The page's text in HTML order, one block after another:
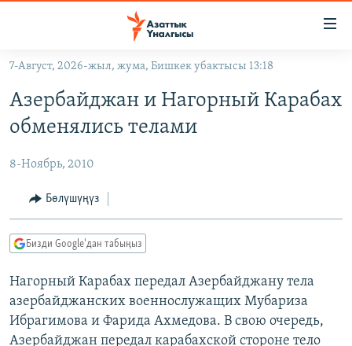
Навигацияга
өтүңүз
Издөөгө
салыңыз
КЫРГЫЗСТАН
САЯСАТ
ЭКОНОМИКА
ДҮЙНӨ
БОРБОР АЗИЯ
УКРАИНА
АТАЙЫН ИЛИКТӨӨ
БҮГҮН АЗАТТЫКТА
ЭКСПЕРТТЕР ТАЛДАЙТ
БИЗ ЖАНА ДҮЙНӨ
ДАНИСТЕ
ПОДКАСТ
ӨЗГӨЧӨ ПИКИР
Русский
7-Август, 2026-жыл, жума, Бишкек убактысы 13:18
Азербайджан и Нагорный Карабах
обменялись телами
8-Ноябрь, 2010
Бөлүшүңүз
Бизди Google'дан табыңыз
Нагорный Карабах передал Азербайджану тела
азербайджанских военнослужащих Мубариза
Ибрагимова и Фарида Ахмедова. В свою очередь,
Азербайджан передал карабахской стороне тело